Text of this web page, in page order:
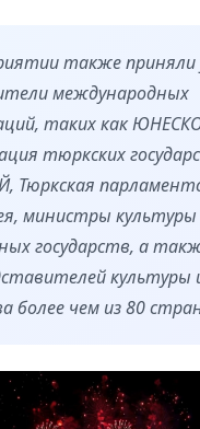
также приняли
международных
таких как
тюркских
Тюркская
министры культуры
государств, а
культуры
более чем из 80